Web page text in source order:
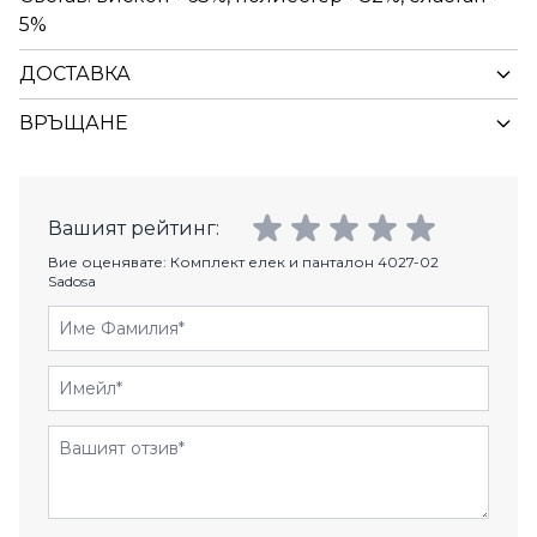
5%
ДОСТАВКА
ВРЪЩАНЕ
Вашият рейтинг:
Вие оценявате: Комплект елек и панталон 4027-02
Sadosa
Име Фамилия
Имейл
Отзиви